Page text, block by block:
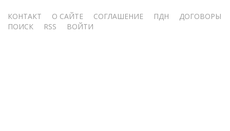
Меню
КОНТАКТ О САЙТЕ СОГЛАШЕНИЕ ПДН
ДОГОВОРЫ
ПОИСК
RSS ВОЙТИ